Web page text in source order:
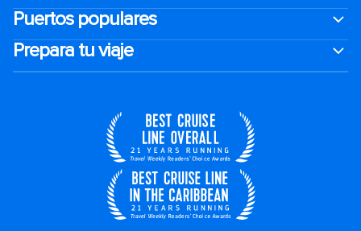
Puertos populares
Prepara tu viaje